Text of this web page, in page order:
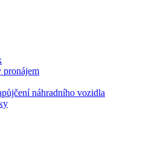
pronájem
náhradního vozidla